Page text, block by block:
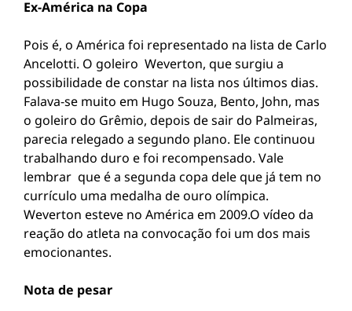
Ex-América na Copa
Pois é, o América foi representado na lista de Carlo
Ancelotti. O goleiro Weverton, que surgiu a
possibilidade de constar na lista nos últimos dias.
Falava-se muito em Hugo Souza, Bento, John, mas
o goleiro do Grêmio, depois de sair do Palmeiras,
parecia relegado a segundo plano. Ele continuou
trabalhando duro e foi recompensado. Vale
lembrar que é a segunda copa dele que já tem no
currículo uma medalha de ouro olímpica.
Weverton esteve no América em 2009.O vídeo da
reação do atleta na convocação foi um dos mais
emocionantes.
Nota de pesar